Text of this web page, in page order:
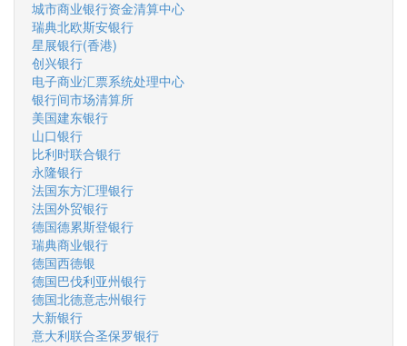
城市商业银行资金清算中心
瑞典北欧斯安银行
星展银行(香港)
创兴银行
电子商业汇票系统处理中心
银行间市场清算所
美国建东银行
山口银行
比利时联合银行
永隆银行
法国东方汇理银行
法国外贸银行
德国德累斯登银行
瑞典商业银行
德国西德银
德国巴伐利亚州银行
德国北德意志州银行
大新银行
意大利联合圣保罗银行